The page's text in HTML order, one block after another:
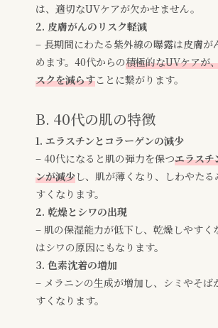
は、適切なUVケアが欠かせません。
2. 皮膚がんのリスク軽減
– 長期間にわたる紫外線の曝露は皮膚が
めます。40代からの積極的なUVケアが
スクを減らすことに繋がります。
B. 40代の肌の特徴
1. エラスチンとコラーゲンの減少
– 40代になると肌の弾力を保つエラスチ
ンが減少し、肌が薄くなり、しわやた
すくなります。
2. 乾燥とシワの出現
– 肌の保湿能力が低下し、乾燥しやすく
はシワの原因にもなります。
3. 色素沈着の増加
– メラニンの生成が増加し、シミやそば
すくなります。